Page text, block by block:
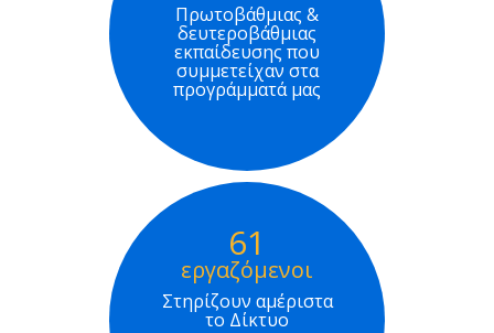
Πρωτοβάθμιας &
δευτεροβάθμιας
εκπαίδευσης που
συμμετείχαν στα
προγράμματά μας
61
εργαζόμενοι
Στηρίζουν αμέριστα
το Δίκτυο